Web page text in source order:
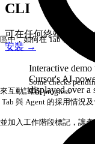
Some checks
3 in progress
CLI
可在任何終端機、指
安裝→
Interactive
Cursor's AI-
displayed over a
中，如何在 Tab 檢視和
來互動註記
與 Agent 的採用情況及
加入工作階段標記，讓產